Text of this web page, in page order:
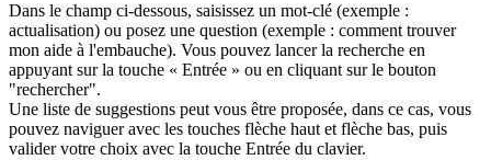
Dans le champ ci-dessous, saisissez un mot-clé (exemple :
actualisation) ou posez une question (exemple : comment trouver
mon aide à l'embauche). Vous pouvez lancer la recherche en
appuyant sur la touche « Entrée » ou en cliquant sur le bouton
"rechercher".
Une liste de suggestions peut vous être proposée, dans ce cas, vous
pouvez naviguer avec les touches flèche haut et flèche bas, puis
valider votre choix avec la touche Entrée du clavier.